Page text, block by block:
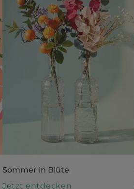
Sommer in Blüte
Jetzt entdecken